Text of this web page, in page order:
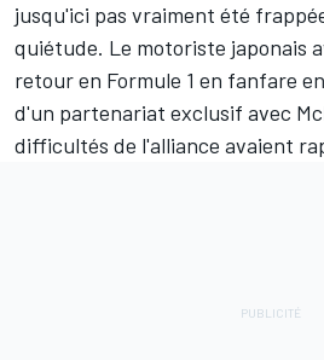
jusqu'ici pas vraiment été
quiétude. Le motoriste japonais
retour en Formule 1 en fanfare
d'un partenariat exclusif avec
difficultés de l'alliance avaient